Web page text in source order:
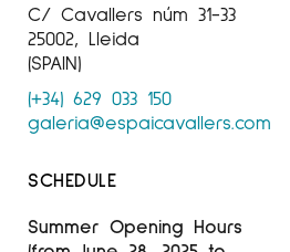
C/ Cavallers núm 31-33
25002, Lleida
(SPAIN)
(+34) 629 033 150
galeria@espaicavallers.com
SCHEDULE
Summer Opening Hours